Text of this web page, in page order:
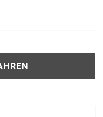
spart Zeit und